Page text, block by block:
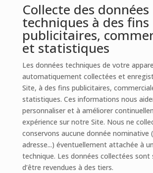
Collecte des données
techniques à des fins
publicitaires,
et statistiques
Les données techniques de votre
automatiquement collectées et
Site, à des fins publicitaires,
statistiques. Ces informations nous
personnaliser et à améliorer
expérience sur notre Site. Nous ne
conservons aucune donnée nominative
adresse...) éventuellement attachée à
technique. Les données collectées sont
d’être revendues à des tiers.